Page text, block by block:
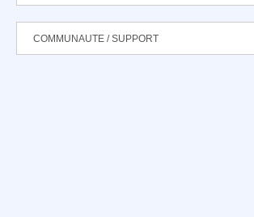
COMMUNAUTE / SUPPORT